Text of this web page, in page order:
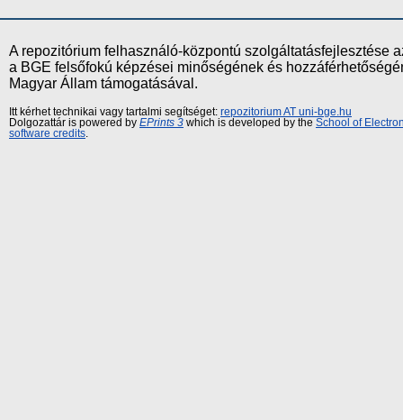
A repozitórium felhasználó-központú szolgáltatásfejlesztése
a BGE felsőfokú képzései minőségének és
Magyar Állam támogatásával.
Itt kérhet technikai vagy tartalmi segítséget: repozitorium AT uni-bge.hu
Dolgozattár is powered by EPrints 3 which is developed by the School of
software credits